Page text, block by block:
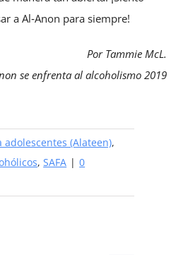
a Al‑Anon para siempre!
Por Tammie McL.
se enfrenta al alcoholismo 2019
adolescentes (Alateen),
,SAFA | 0